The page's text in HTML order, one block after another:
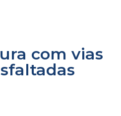
com vias